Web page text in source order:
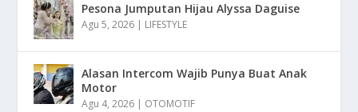
Pesona Jumputan Hijau Alyssa Daguise
Agu 5, 2026 LIFESTYLE
Alasan Intercom Wajib Punya Buat Anak
Motor
Agu 4, 2026 OTOMOTIF